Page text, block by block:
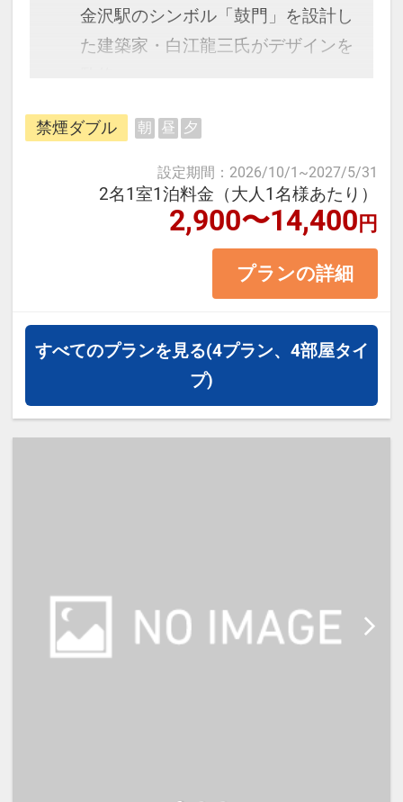
予約のタイミングや空室状況により
代金が変動するため、閲覧時と予約
金沢駅のシンボル「鼓門」を設計し
た建築家・白江龍三氏がデザインを
一望出来、素晴らしい夕日や北陸新
幹線も見る事が出来ます。
＜お部屋タイプ＞禁煙ダブル バ
ス・トイレ付 15平米
正ベット幅：140㎝×1台
二人で1台となります。
【宿泊施設における「こども・添い
※添い寝は正ベッド1台につき1名の
み可能です。
禁煙ダブル 朝 昼 夕
設定期間 ： 2026/10/1 ~2027/5/31
2名1室1泊料金（大人1名様あたり）
2,900〜14,400円
プランの詳細
すべてのプランを見る(4プラン、4部屋タイ
プ)